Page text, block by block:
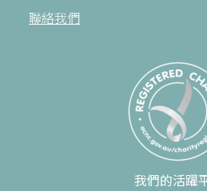
聯絡我們
我們的活躍